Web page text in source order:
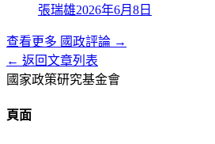
張瑞雄2026年6月8日
查看更多 國政評論 →
← 返回文章列表
國家政策研究基金會
頁面